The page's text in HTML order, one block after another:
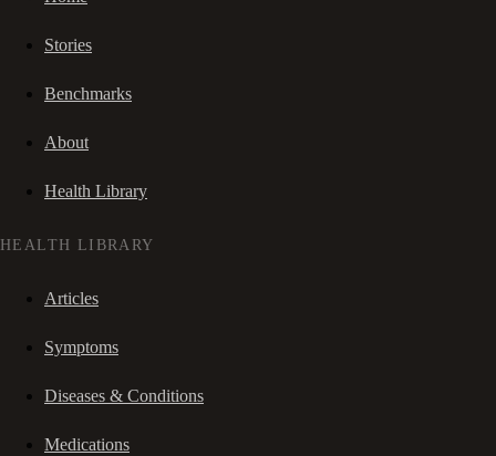
Stories
Benchmarks
About
Health Library
HEALTH LIBRARY
Articles
Symptoms
Diseases & Conditions
Medications